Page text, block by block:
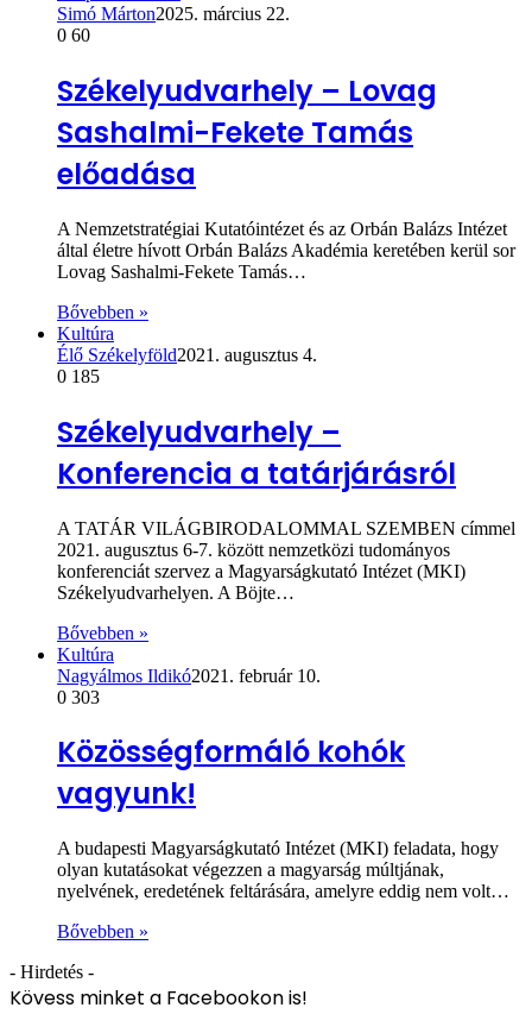
Simó Márton2025. március 22.
0 60
Székelyudvarhely – Lovag
Sashalmi-Fekete Tamás
előadása
A Nemzetstratégiai Kutatóintézet és az Orbán Balázs Intézet
által életre hívott Orbán Balázs Akadémia keretében kerül sor
Lovag Sashalmi-Fekete Tamás…
Bővebben »
Kultúra
Élő Székelyföld2021. augusztus 4.
0 185
Székelyudvarhely –
Konferencia a tatárjárásról
A TATÁR VILÁGBIRODALOMMAL SZEMBEN címmel
2021. augusztus 6-7. között nemzetközi tudományos
konferenciát szervez a Magyarságkutató Intézet (MKI)
Székelyudvarhelyen. A Böjte…
Bővebben »
Kultúra
Nagyálmos Ildikó2021. február 10.
0 303
Közösségformáló kohók
vagyunk!
A budapesti Magyarságkutató Intézet (MKI) feladata, hogy
olyan kutatásokat végezzen a magyarság múltjának,
nyelvének, eredetének feltárására, amelyre eddig nem volt…
Bővebben »
- Hirdetés -
Kövess minket a Facebookon is!